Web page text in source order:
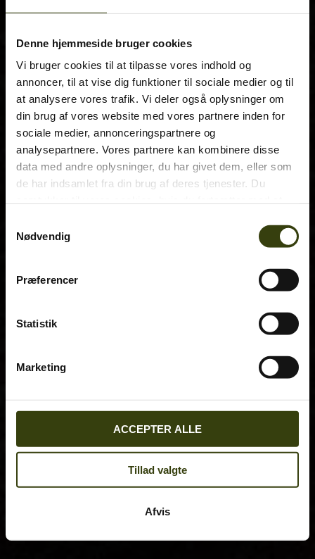
Denne hjemmeside bruger cookies
Vi bruger cookies til at tilpasse vores indhold og
annoncer, til at vise dig funktioner til sociale medier og til
at analysere vores trafik. Vi deler også oplysninger om
din brug af vores website med vores partnere inden for
sociale medier, annonceringspartnere og
analysepartnere. Vores partnere kan kombinere disse
data med andre oplysninger, du har givet dem, eller som
de har indsamlet fra din brug af deres tjenester. Du
Nødvendig
Præferencer
Statistik
Marketing
ACCEPTER ALLE
Tillad valgte
Afvis